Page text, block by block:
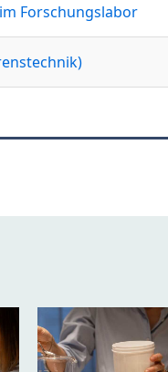
Forschungslabor